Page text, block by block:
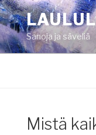
Siirry
sisältöön
Sanoja ja säveliä
Mistä